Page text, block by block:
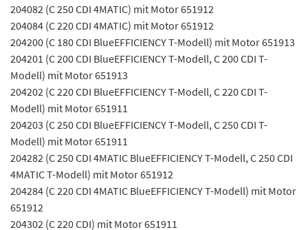
204082 (C 250 CDI 4MATIC) mit Motor 651912
204084 (C 220 CDI 4MATIC) mit Motor 651912
204200 (C 180 CDI BlueEFFICIENCY T-Modell) mit Motor 651913
204201 (C 200 CDI BlueEFFICIENCY T-Modell, C 200 CDI T-
Modell) mit Motor 651913
204202 (C 220 CDI BlueEFFICIENCY T-Modell, C 220 CDI T-
Modell) mit Motor 651911
204203 (C 250 CDI BlueEFFICIENCY T-Modell, C 250 CDI T-
Modell) mit Motor 651911
204282 (C 250 CDI 4MATIC BlueEFFICIENCY T-Modell, C 250 CDI
4MATIC T-Modell) mit Motor 651912
204284 (C 220 CDI 4MATIC BlueEFFICIENCY T-Modell) mit Motor
651912
204302 (C 220 CDI) mit Motor 651911